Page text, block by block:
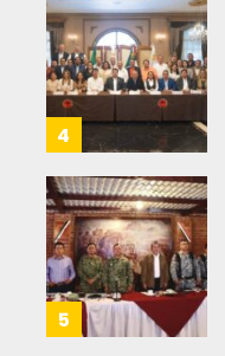
4
5